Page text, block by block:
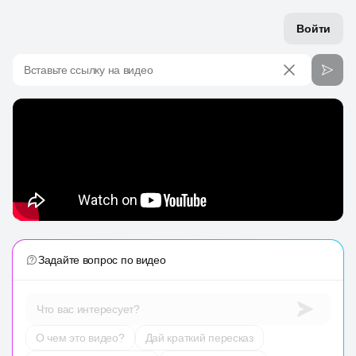
Войти
Вставьте ссылку на видео
Задайте вопрос по видео
Что вас интересует?
О чем это видео? Дай краткий пересказ